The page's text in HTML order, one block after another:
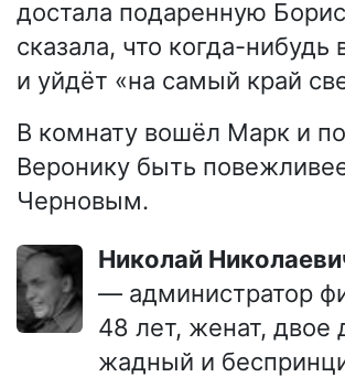
достала подаренную
сказала, что когда-нибудь
и уйдёт «на самый край
В комнату вошёл Марк и
Веронику быть
Черновым.
Николай
— администратор
48 лет, женат, двое
жадный и